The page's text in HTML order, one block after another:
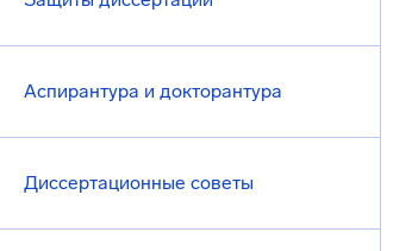
Аспирантура и докторантура
Диссертационные советы